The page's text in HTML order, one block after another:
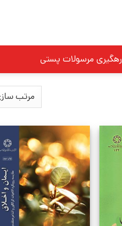
رهگیری مرسولات پستی